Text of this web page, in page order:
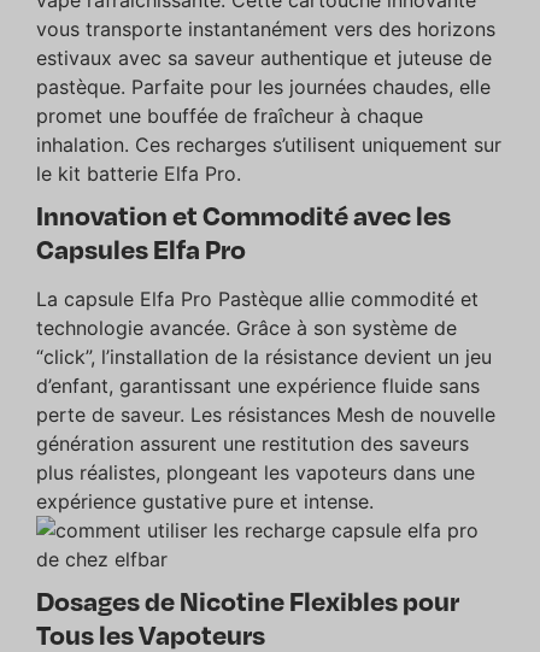
vous transporte instantanément vers des horizons
estivaux avec sa saveur authentique et juteuse de
pastèque. Parfaite pour les journées chaudes, elle
promet une bouffée de fraîcheur à chaque
inhalation. Ces recharges s’utilisent uniquement sur
le kit batterie Elfa Pro.
Innovation et Commodité avec les
Capsules Elfa Pro
La capsule Elfa Pro Pastèque allie commodité et
technologie avancée. Grâce à son système de
“click”, l’installation de la résistance devient un jeu
d’enfant, garantissant une expérience fluide sans
perte de saveur. Les résistances Mesh de nouvelle
génération assurent une restitution des saveurs
plus réalistes, plongeant les vapoteurs dans une
expérience gustative pure et intense.
Dosages de Nicotine Flexibles pour
Tous les Vapoteurs